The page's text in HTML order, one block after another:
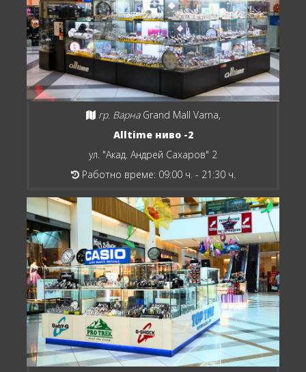
гр. Варна Grand Mall Varna,
Alltime ниво -2
ул. "Акад. Андрей Сахаров" 2
Работно време: 09:00 ч. - 21:30 ч.